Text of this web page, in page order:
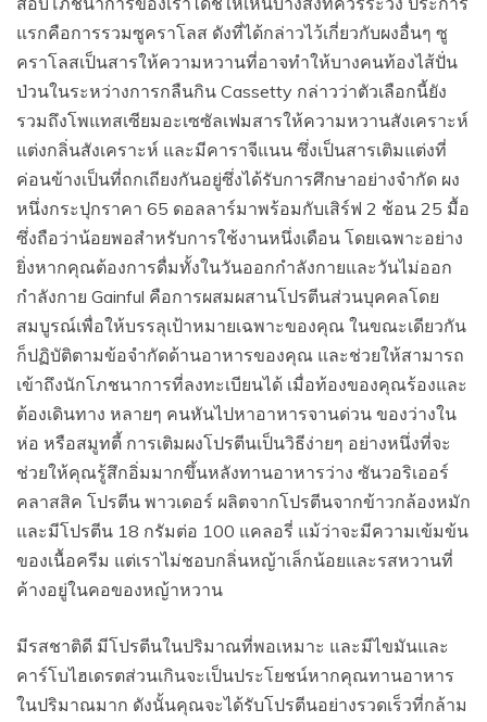
แรกคือการรวมซูคราโลส ดังที่ได้กล่าวไว้เกี่ยวกับผงอื่นๆ ซู
คราโลสเป็นสารให้ความหวานที่อาจทำให้บางคนท้องไส้ปั่น
ป่วนในระหว่างการกลืนกิน Cassetty กล่าวว่าตัวเลือกนี้ยัง
รวมถึงโพแทสเซียมอะเซซัลเฟมสารให้ความหวานสังเคราะห์
แต่งกลิ่นสังเคราะห์ และมีคาราจีแนน ซึ่งเป็นสารเติมแต่งที่
ค่อนข้างเป็นที่ถกเถียงกันอยู่ซึ่งได้รับการศึกษาอย่างจำกัด ผง
หนึ่งกระปุกราคา 65 ดอลลาร์มาพร้อมกับเสิร์ฟ 2 ช้อน 25 มื้อ
ซึ่งถือว่าน้อยพอสำหรับการใช้งานหนึ่งเดือน โดยเฉพาะอย่าง
ยิ่งหากคุณต้องการดื่มทั้งในวันออกกำลังกายและวันไม่ออก
กำลังกาย Gainful คือการผสมผสานโปรตีนส่วนบุคคลโดย
สมบูรณ์เพื่อให้บรรลุเป้าหมายเฉพาะของคุณ ในขณะเดียวกัน
ก็ปฏิบัติตามข้อจำกัดด้านอาหารของคุณ และช่วยให้สามารถ
เข้าถึงนักโภชนาการที่ลงทะเบียนได้ เมื่อท้องของคุณร้องและ
ต้องเดินทาง หลายๆ คนหันไปหาอาหารจานด่วน ของว่างใน
ห่อ หรือสมูทตี้ การเติมผงโปรตีนเป็นวิธีง่ายๆ อย่างหนึ่งที่จะ
ช่วยให้คุณรู้สึกอิ่มมากขึ้นหลังทานอาหารว่าง ซันวอริเออร์
คลาสสิค โปรตีน พาวเดอร์ ผลิตจากโปรตีนจากข้าวกล้องหมัก
และมีโปรตีน 18 กรัมต่อ 100 แคลอรี่ แม้ว่าจะมีความเข้มข้น
ของเนื้อครีม แต่เราไม่ชอบกลิ่นหญ้าเล็กน้อยและรสหวานที่
ค้างอยู่ในคอของหญ้าหวาน
มีรสชาติดี มีโปรตีนในปริมาณที่พอเหมาะ และมีไขมันและ
คาร์โบไฮเดรตส่วนเกินจะเป็นประโยชน์หากคุณทานอาหาร
ในปริมาณมาก ดังนั้นคุณจะได้รับโปรตีนอย่างรวดเร็วที่กล้าม